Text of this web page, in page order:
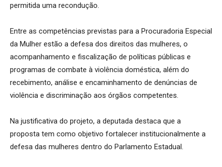
permitida uma recondução.
Entre as competências previstas para a Procuradoria Especial
da Mulher estão a defesa dos direitos das mulheres, o
acompanhamento e fiscalização de políticas públicas e
programas de combate à violência doméstica, além do
recebimento, análise e encaminhamento de denúncias de
violência e discriminação aos órgãos competentes.
Na justificativa do projeto, a deputada destaca que a
proposta tem como objetivo fortalecer institucionalmente a
defesa das mulheres dentro do Parlamento Estadual.